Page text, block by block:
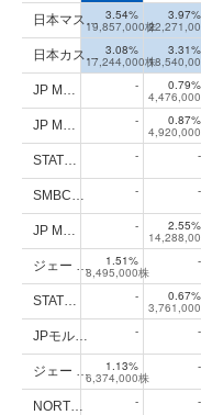
日本マス… 3.54%
19,857,000株
3.97%
日本カス… 3.08%
17,244,000株
3.31%
JP M…
- 0.79%
JP M…
- 0.87%
STAT… - -
SMBC…
- -
JP M…
- 2.55%
ジェー … 1.51%
8,495,000株
-
STAT… - 0.67%
JPモル…
- -
ジェー … 1.13%
6,374,000株
-
NORT… - -